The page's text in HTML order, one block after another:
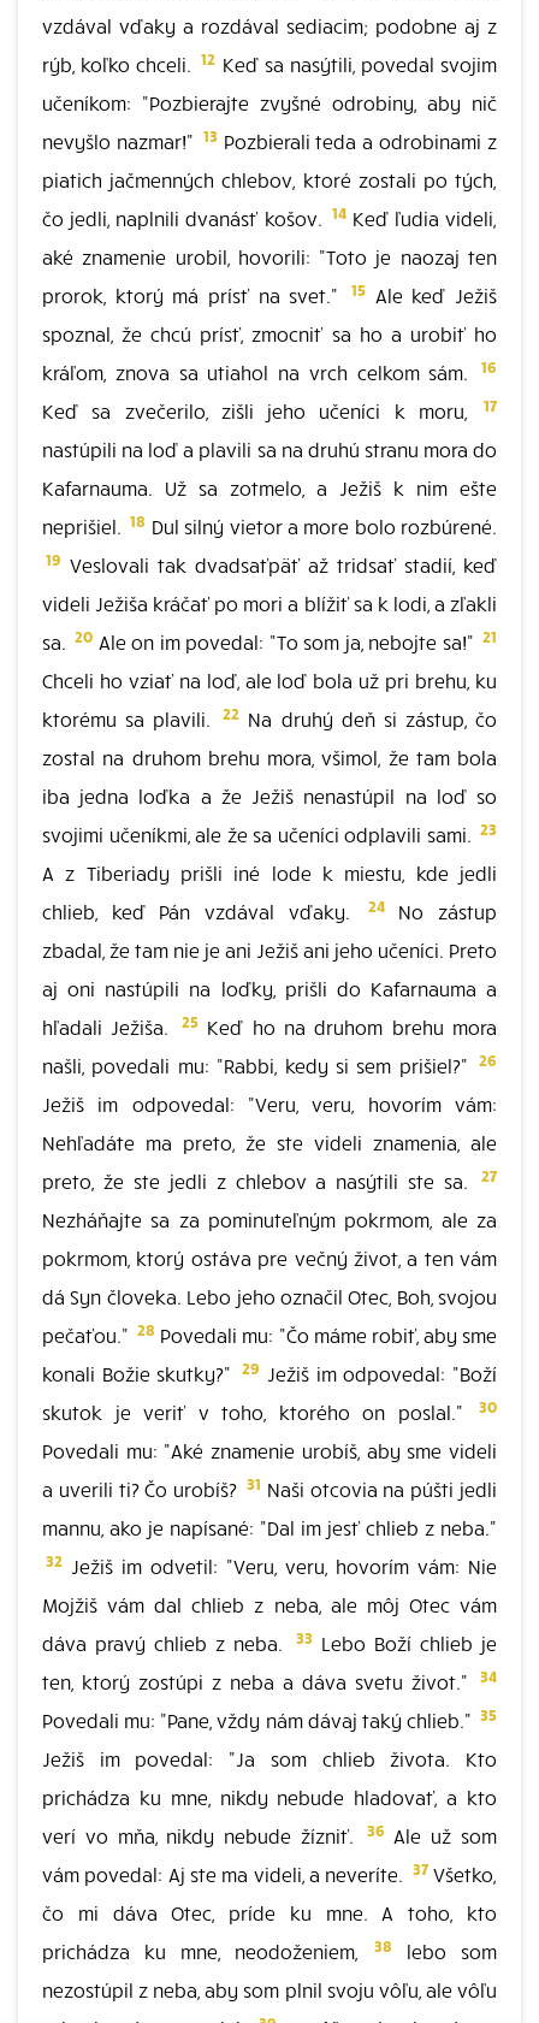
vzdával vďaky a rozdával sediacim; podobne aj z
rýb, koľko chceli. 12 Keď sa nasýtili, povedal svojim
učeníkom: "Pozbierajte zvyšné odrobiny, aby nič
nevyšlo nazmar!" 13Pozbierali teda a odrobinami z
piatich jačmenných chlebov, ktoré zostali po tých,
čo jedli, naplnili dvanásť košov. 14Keď ľudia videli,
aké znamenie urobil, hovorili: "Toto je naozaj ten
prorok, ktorý má prísť na svet."
15 Ale keď Ježiš
spoznal, že chcú prísť, zmocniť sa ho a urobiť ho
kráľom, znova sa utiahol na vrch celkom sám.
16
Keď sa zvečerilo, zišli jeho učeníci k moru, 17
nastúpili na loď a plavili sa na druhú stranu mora do
Kafarnauma. Už sa zotmelo, a Ježiš k nim ešte
neprišiel. 18 Dul silný vietor a more bolo rozbúrené.
19 Veslovali tak dvadsaťpäť až tridsať stadií, keď
videli Ježiša kráčať po mori a blížiť sa k lodi, a zľakli
sa. 20 Ale on im povedal: "To som ja, nebojte sa!" 21
Chceli ho vziať na loď, ale loď bola už pri brehu, ku
ktorému sa plavili.
22 Na druhý deň si zástup, čo
zostal na druhom brehu mora, všimol, že tam bola
iba jedna loďka a že Ježiš nenastúpil na loď so
svojimi učeníkmi, ale že sa učeníci odplavili sami. 23
A z Tiberiady prišli iné lode k miestu, kde jedli
chlieb, keď Pán vzdával vďaky.
24No zástup
zbadal, že tam nie je ani Ježiš ani jeho učeníci. Preto
aj oni nastúpili na loďky, prišli do Kafarnauma a
hľadali Ježiša.
25Keď ho na druhom brehu mora
našli, povedali mu: "Rabbi, kedy si sem prišiel?" 26
Ježiš im odpovedal: "Veru, veru, hovorím vám:
Nehľadáte ma preto, že ste videli znamenia, ale
preto, že ste jedli z chlebov a nasýtili ste sa.
27
Nezháňajte sa za pominuteľným pokrmom, ale za
pokrmom, ktorý ostáva pre večný život, a ten vám
dá Syn človeka. Lebo jeho označil Otec, Boh, svojou
pečaťou." 28 Povedali mu: "Čo máme robiť, aby sme
konali Božie skutky?" 29 Ježiš im odpovedal: "Boží
skutok je veriť v toho, ktorého on poslal."
30
Povedali mu: "Aké znamenie urobíš, aby sme videli
a uverili ti? Čo urobíš? 31 Naši otcovia na púšti jedli
mannu, ako je napísané: "Dal im jesť chlieb z neba."
32 Ježiš im odvetil: "Veru, veru, hovorím vám: Nie
Mojžiš vám dal chlieb z neba, ale môj Otec vám
dáva pravý chlieb z neba.
33Lebo Boží chlieb je
ten, ktorý zostúpi z neba a dáva svetu život."
34
Povedali mu: "Pane, vždy nám dávaj taký chlieb." 35
Ježiš im povedal: "Ja som chlieb života. Kto
prichádza ku mne, nikdy nebude hladovať, a kto
verí vo mňa, nikdy nebude žízniť.
36 Ale už som
vám povedal: Aj ste ma videli, a neveríte. 37Všetko,
čo mi dáva Otec, príde ku mne. A toho, kto
prichádza ku mne, neodoženiem,
38
lebo som
nezostúpil z neba, aby som plnil svoju vôľu, ale vôľu